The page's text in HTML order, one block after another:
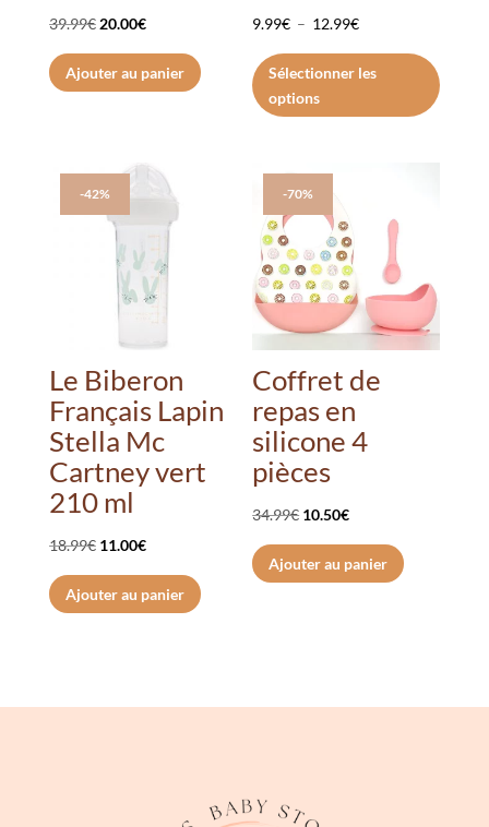
39.99€ Le
prix
initial
20.00€Le
prix
actuel
Ajouter au panier
9.99€ – 12.99€Plage
de
prix :
Sélectionner les
options
sur
-42%
Le Biberon
Français Lapin
Stella Mc
Cartney vert
210 ml
18.99€ Le
prix
initial
11.00€Le
prix
actuel
Ajouter au panier
-70%
Coffret de
repas en
silicone 4
pièces
34.99€ Le
prix
initial
10.50€Le
prix
actuel
Ajouter au panier